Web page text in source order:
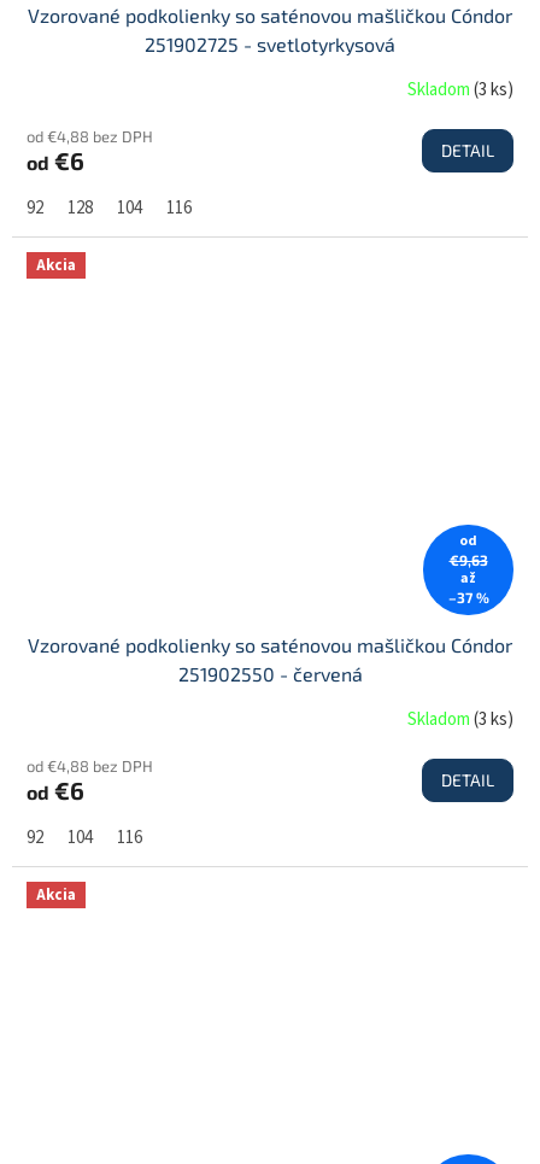
Vzorované podkolienky so saténovou mašličkou Cóndor
251902725 - svetlotyrkysová
Skladom(3 ks)
od €4,88 bez DPH
od €6 DETAIL
92 128 104 116
Akcia
od
€9,63
až
–37 %
Vzorované podkolienky so saténovou mašličkou Cóndor
251902550 - červená
Skladom(3 ks)
od €4,88 bez DPH
od €6 DETAIL
92 104 116
Akcia